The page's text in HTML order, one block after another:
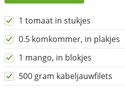
1 tomaat in stukjes
0.5 komkommer, in plakjes
1 mango, in blokjes
500 gram kabeljauwfilets